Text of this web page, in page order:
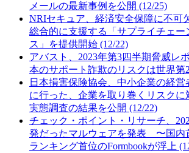
メールの最新事例を公開 (12/25)
NRIセキュア、経済安全保障に不可
総合的に支援する「サプライチェー
ス」を提供開始 (12/22)
アバスト、2023年第3四半期脅威レ
本のサポート詐欺のリスクは世界第
日本損害保険協会、中小企業の経営
に行った、企業を取り巻くリスクに
実態調査の結果を公開 (12/22)
チェック・ポイント・リサーチ、
発だったマルウェアを発表 〜国内
ランキング首位のFormbookが浮上